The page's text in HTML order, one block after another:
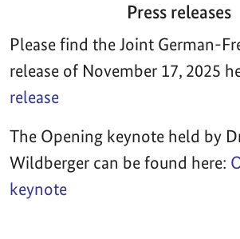
Press releases
Please find the Joint German-
release of November 17, 2025
release
The Opening keynote held by
Wildberger can be found here:
keynote